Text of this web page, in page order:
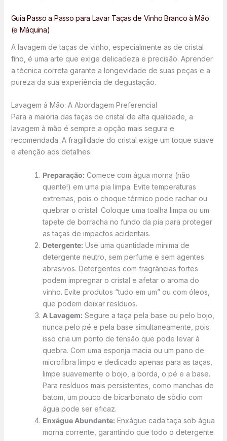
Guia Passo a Passo para Lavar Taças de Vinho Branco à Mão
(e Máquina)
A lavagem de taças de vinho, especialmente as de cristal
fino, é uma arte que exige delicadeza e precisão. Aprender
a técnica correta garante a longevidade de suas peças e a
pureza da sua experiência de degustação.
Lavagem à Mão: A Abordagem Preferencial
Para a maioria das taças de cristal de alta qualidade, a
lavagem à mão é sempre a opção mais segura e
recomendada. A fragilidade do cristal exige um toque suave
e atenção aos detalhes.
Preparação:Comece com água morna (não
quente!) em uma pia limpa. Evite temperaturas
extremas, pois o choque térmico pode rachar ou
quebrar o cristal. Coloque uma toalha limpa ou um
tapete de borracha no fundo da pia para proteger
as taças de impactos acidentais.
Detergente:Use uma quantidade mínima de
detergente neutro, sem perfume e sem agentes
abrasivos. Detergentes com fragrâncias fortes
podem impregnar o cristal e afetar o aroma do
vinho. Evite produtos “tudo em um” ou com óleos,
que podem deixar resíduos.
A Lavagem:Segure a taça pela base ou pelo bojo,
nunca pelo pé e pela base simultaneamente, pois
isso cria um ponto de tensão que pode levar à
quebra. Com uma esponja macia ou um pano de
microfibra limpo e dedicado apenas para as taças,
limpe suavemente o bojo, a borda, o pé e a base.
Para resíduos mais persistentes, como manchas de
batom, um pouco de bicarbonato de sódio com
água pode ser eficaz.
Enxágue Abundante:Enxágue cada taça sob água
morna corrente, garantindo que todo o detergente